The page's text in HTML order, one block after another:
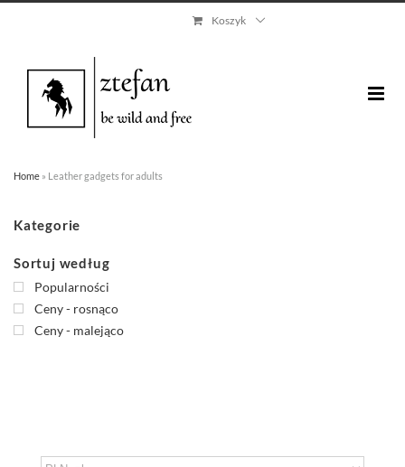
content
Koszyk
Home » Leather gadgets for adults
Kategorie
Sortuj według
Popularności
Ceny - rosnąco
Ceny - malejąco